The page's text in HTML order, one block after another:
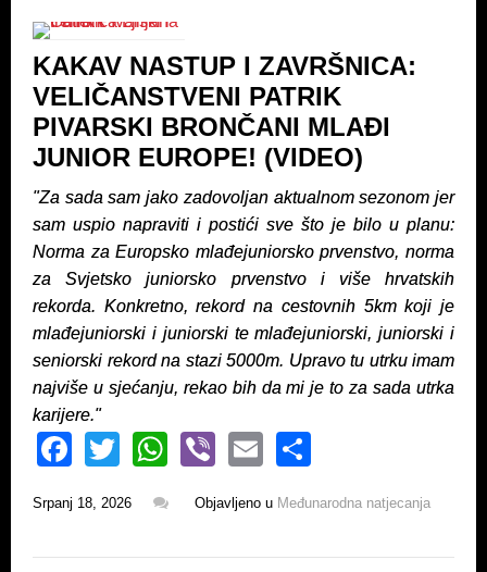
o
k
p
KAKAV NASTUP I ZAVRŠNICA:
VELIČANSTVENI PATRIK
PIVARSKI BRONČANI MLAĐI
JUNIOR EUROPE! (VIDEO)
"Za sada sam jako zadovoljan aktualnom sezonom jer
sam uspio napraviti i postići sve što je bilo u planu:
Norma za Europsko mlađejuniorsko prvenstvo, norma
za Svjetsko juniorsko prvenstvo i više hrvatskih
rekorda. Konkretno, rekord na cestovnih 5km koji je
mlađejuniorski i juniorski te mlađejuniorski, juniorski i
seniorski rekord na stazi 5000m. Upravo tu utrku imam
najviše u sjećanju, rekao bih da mi je to za sada utrka
karijere."
F
c
e
T
tt
er
W
at
s
Vi
er
E
ail ar
e
Srpanj 18, 2026 Objavljeno u Međunarodna natjecanja